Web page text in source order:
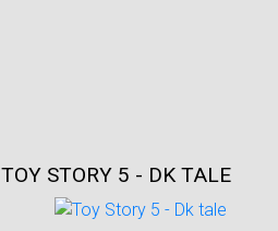
TOY STORY 5 - DK TALE